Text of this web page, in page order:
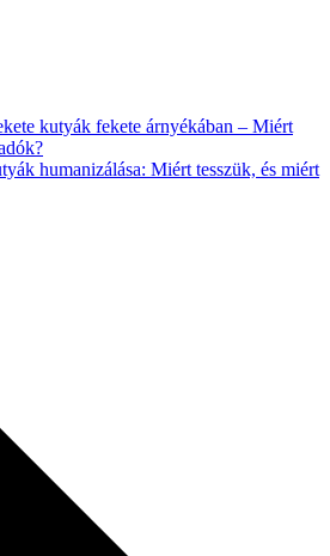
kutyák fekete árnyékában – Miért
humanizálása: Miért tesszük, és miért